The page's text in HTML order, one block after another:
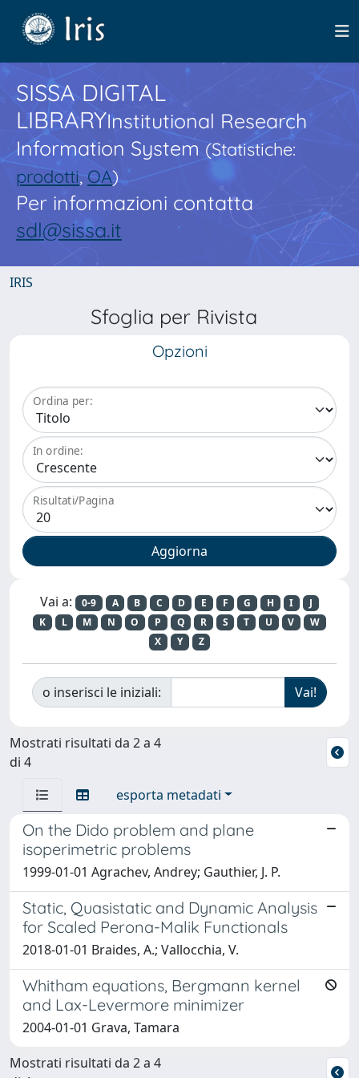
SISSA DIGITAL
LIBRARYInstitutional Research
Information System(Statistiche:
prodotti,OA)
Per informazioni contatta
sdl@sissa.it
IRIS
Sfoglia per Rivista
Opzioni
Ordina per:
In ordine:
Risultati/Pagina
Vai a: 0-9 A B C D E F G H I
J
K
L M N O P Q R S T U V
W
X
Y Z
o inserisci le iniziali:
Mostrati risultati da 2 a 4
di 4
esporta metadati
On the Dido problem and plane
isoperimetric problems
1999-01-01 Agrachev, Andrey; Gauthier, J. P.
Static, Quasistatic and Dynamic Analysis
for Scaled Perona-Malik Functionals
2018-01-01 Braides, A.; Vallocchia, V.
Whitham equations, Bergmann kernel
and Lax-Levermore minimizer
2004-01-01 Grava, Tamara
Mostrati risultati da 2 a 4